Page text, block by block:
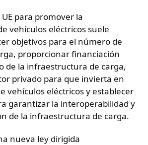
vehículos eléctricos suele
objetivos para el número de
proporcionar financiación
de la infraestructura de carga,
privado para que invierta en
vehículos eléctricos y establecer
garantizar la interoperabilidad y
de la infraestructura de carga.